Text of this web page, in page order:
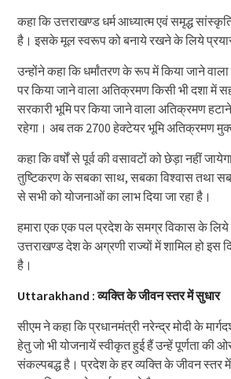
कहा कि उत्तराखण्ड धर्म आध्यात्म एवं समृद्ध
है। इसके मूल स्वरूप को बनाये रखने के लिये
उन्होंने कहा कि धर्मांतरण के रूप में किया जाने
पर किया जाने वाला अतिक्रमण किसी भी दशा में
सरकारी भूमि पर किया जाने वाला अतिक्रमण
रहेगा। अब तक 2700 हेक्टेयर भूमि अतिक्रमण
कहा कि वर्षों से पूर्व की वसावटों को छेड़ा नहीं
तुष्टिकरण के सबका साथ, सबका विश्वास तथा
से सभी को योजनाओं का लाभ दिया जा रहा है।
हमारा एक एक पल प्रदेश के समग्र विकास के लिये
उत्तराखण्ड देश के अग्रणी राज्यों में शामिल हो इस
है।
Uttarakhand : व्यक्ति के जीवन स्तर में सुधार
सीएम ने कहा कि प्रधानमंत्री नरेन्द्र मोदी के
हेतु जो भी योजनायें स्वीकृत हुई हैं उन्हें पूर्णता की
संकल्पबद्ध है। प्रदेश के हर व्यक्ति के जीवन स्तर